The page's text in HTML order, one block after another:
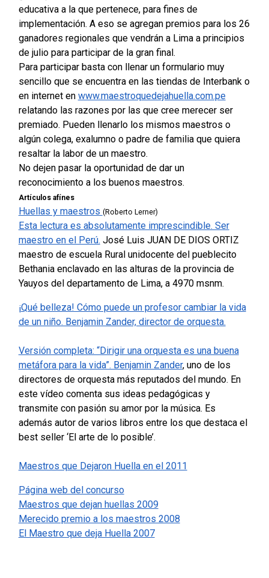
educativa a la que pertenece, para fines de
implementación. A eso se agregan premios para los 26
ganadores regionales que vendrán a Lima a principios
de julio para participar de la gran final.
Para participar basta con llenar un formulario muy
sencillo que se encuentra en las tiendas de Interbank o
en internet en www.maestroquedejahuella.com.pe
relatando las razones por las que cree merecer ser
premiado. Pueden llenarlo los mismos maestros o
algún colega, exalumno o padre de familia que quiera
resaltar la labor de un maestro.
No dejen pasar la oportunidad de dar un
reconocimiento a los buenos maestros.
Artículos afínes
Huellas y maestros (Roberto Lerner)
Esta lectura es absolutamente imprescindible. Ser
maestro en el Perú. José Luis JUAN DE DIOS ORTIZ
maestro de escuela Rural unidocente del pueblecito
Bethania enclavado en las alturas de la provincia de
Yauyos del departamento de Lima, a 4970 msnm.
¡Qué belleza! Cómo puede un profesor cambiar la vida
de un niño. Benjamin Zander, director de orquesta.
Versión completa: “Dirigir una orquesta es una buena
metáfora para la vida”. Benjamin Zander, uno de los
directores de orquesta más reputados del mundo. En
este vídeo comenta sus ideas pedagógicas y
transmite con pasión su amor por la música. Es
además autor de varios libros entre los que destaca el
best seller ‘El arte de lo posible’.
Maestros que Dejaron Huella en el 2011
Página web del concurso
Maestros que dejan huellas 2009
Merecido premio a los maestros 2008
El Maestro que deja Huella 2007